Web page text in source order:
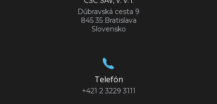
Dúbravská cesta 9
845 35 Bratislava
Slovensko
Telefón
+421 2 3229 3111